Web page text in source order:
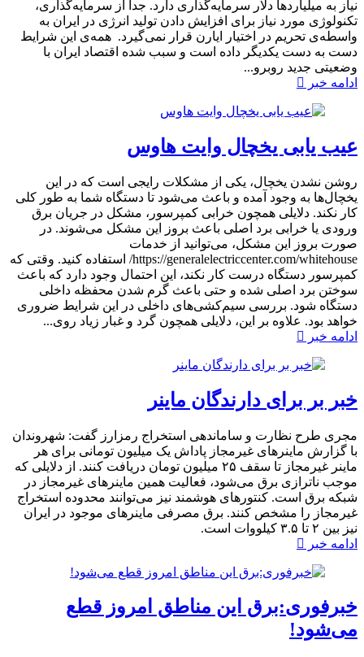
نیاز به میلیاردها دلار سرمایه‌گذاری دارد. جدا از سرمایه‌گذاری،
تکنولوژی مورد نیاز برای افزایش دادن تولید انرژی در ایران به
واسطه‌ی تحریم در اختیار ایارن قرار نمی‌گیرد. همه‌ی این شرایط
دست به دست یکدیگر داده است و سبب شده اقتصاد ایران با
وضعیتی جدید روبرو...
ادامه خبر
عیب یابی یخچال وایت هاوس
روشن نشدن یخچال، یکی از مشکلات رایجی است که در این
یخچال‌ها به وجود آمده و باعث می‌شود تا دستگاه شما به طور کلی
کار نکند. دلایلی همچون خرابی کمپرسور، مشکل در جریان برق
ورودی یا خرابی برد اصلی باعث بروز این مشکل می‌شوند. در
صورت بروز این مشکل، می‌توانید از خدمات
https://generalelectriccenter.com/whitehouse/ استفاده کنید. وقتی که
کمپرسور دستگاه درست کار نکند، این احتمال وجود دارد که باعث
سوختن برد اصلی شده و حتی باعث گرم شدن محفظه داخلی
دستگاه شود. بررسی سیم‌کشی‌های داخلی در این شرایط ضروری
خواهد بود. علاوه بر این، دلایلی همچون گرد و غبار زیاد روی...
ادامه خبر
خبر بر برای دارندگان ماینر
مجری طرح نظارت و ساماندهی استخراج رمزارز گفت: شهروندان
با گزارش ماینرهای غیرمجاز پاداش یک میلیون تومانی برای هر
ماینر غیرمجاز تا سقف ۲۵ میلیون تومان دریافت کنند. از دلایلی که
موجب ناترازی برق می‌شود، فعالیت همین ماینرهای غیرمجاز در
شبکه برق است. کنتورهای هوشمند نیز می‌توانند محدوده استخراج
غیرمجاز را مشخص کنند. برق مصرفی ماینرهای موجود در ایران
نیز بین ۲ تا ۳.۵ کیلووات است.
ادامه خبر
خبرفوری:برق این مناطق امروز قطع
می‌شود!